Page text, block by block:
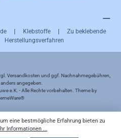
Klebstoffe
Zu beklebende
Herstellungsverfahren
Versandkosten und ggf. Nachnahmegebühren,
angegeben.
e.K. - Alle Rechte vorbehalten. Theme by
eine bestmögliche Erfahrung bieten zu
Informationen ...